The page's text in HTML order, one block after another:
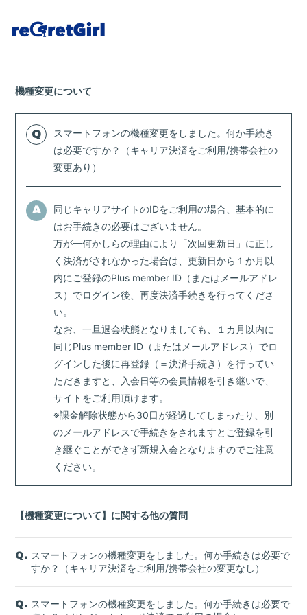
News
Bio
Disc
Movie
Contact
会員登録 ログイン
機種変更について
Q
スマートフォンの機種変更をしました。何か手続き
は必要ですか？（キャリア決済をご利用/携帯会社の
変更あり）
A
同じキャリアサイトのIDをご利用の場合、基本的に
はお手続きの必要はございません。
万が一何かしらの理由により「次回更新日」に正し
く決済がされなかった場合は、更新日から１か月以
内にご登録のPlus member ID（またはメールアドレ
ス）でログイン後、再度決済手続きを行ってくださ
い。
なお、一旦退会状態となりましても、１カ月以内に
同じPlus member ID（またはメールアドレス）でロ
グインした後に再登録（＝決済手続き）を行ってい
ただきますと、入会日等の会員情報を引き継いで、
サイトをご利用頂けます。
※課金解除状態から30日が経過してしまったり、別
のメールアドレスで手続きをされますとご登録を引
き継ぐことができず新規入会となりますのでご注意
ください。
【機種変更について】に関する他の質問
Q. スマートフォンの機種変更をしました。何か手続きは必要で
すか？（キャリア決済をご利用/携帯会社の変更なし）
Q. スマートフォンの機種変更をしました。何か手続きは必要で